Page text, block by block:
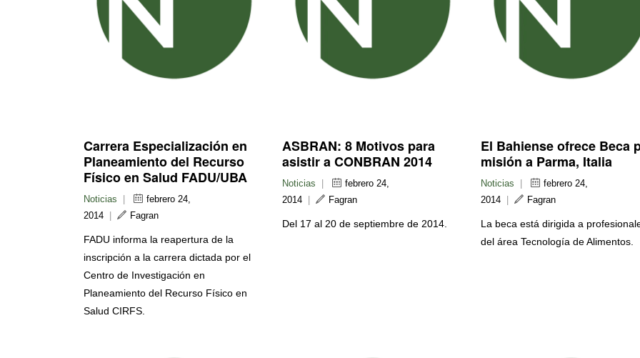
Carrera Especialización en
Planeamiento del Recurso
Físico en Salud FADU/UBA
Noticias
febrero 24,
2014
Fagran
FADU informa la reapertura de la
inscripción a la carrera dictada por el
Centro de Investigación en
Planeamiento del Recurso Físico en
Salud CIRFS.
ASBRAN: 8 Motivos para
asistir a CONBRAN 2014
Noticias
febrero 24,
2014| Fagran
Del 17 al 20 de septiembre de 2014.
El Bahiense ofrece Beca
misión a Parma, Italia
Noticias
febrero 24,
2014| Fagran
La beca está dirigida a
del área Tecnología de Alimentos.